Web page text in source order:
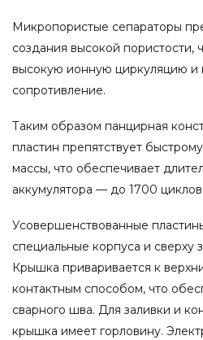
Микропористые сепараторы
создания высокой пористости,
высокую ионную циркуляцию и
сопротивление.
Таким образом панцирная
пластин препятствует
массы, что обеспечивает
аккумулятора — до 1700
Усовершенствованные
специальные корпуса и сверху
Крышка приваривается к
контактным способом, что
сварного шва. Для заливки и
крышка имеет горловину.